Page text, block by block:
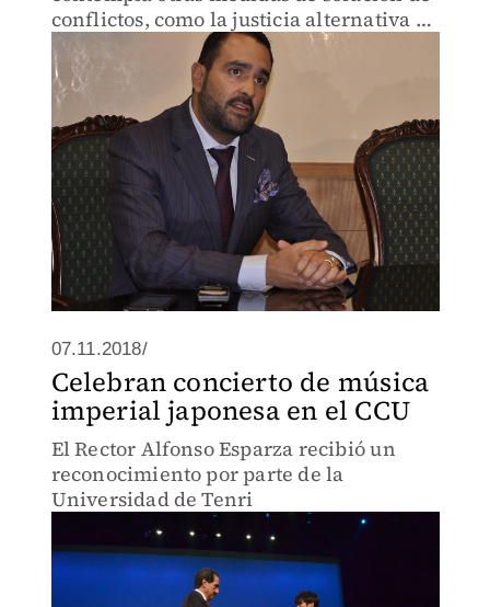
conflictos, como la justicia alternativa o
los procesos abreviados.
07.11.2018/
Celebran concierto de música
imperial japonesa en el CCU
El Rector Alfonso Esparza recibió un
reconocimiento por parte de la
Universidad de Tenri